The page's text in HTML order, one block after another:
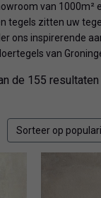
van 1000m²
tegels zitten uw
ons inspirerende
van
de 155